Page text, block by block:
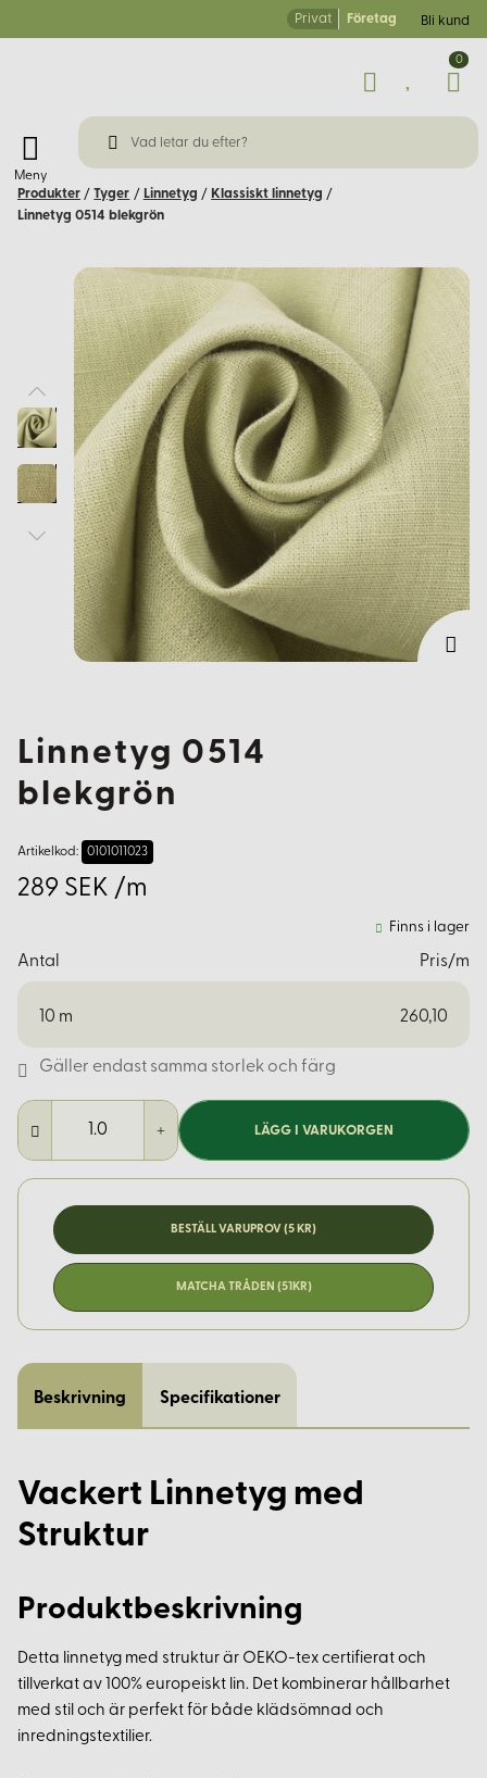
Privat Företag Bli kund
Meny
0
Produkter / Tyger / Linnetyg / Klassiskt linnetyg /
Linnetyg 0514 blekgrön
Linnetyg 0514
blekgrön
Artikelkod: 0101011023
289 SEK /m
Finns i lager
Antal Pris/m
10 m 260,10
Gäller endast samma storlek och färg
LÄGG I VARUKORGEN
BESTÄLL VARUPROV (5 KR)
MATCHA TRÅDEN (51KR)
Beskrivning Specifikationer
Vackert Linnetyg med
Struktur
Produktbeskrivning
Detta linnetyg med struktur är OEKO-tex certifierat och
tillverkat av 100% europeiskt lin. Det kombinerar hållbarhet
med stil och är perfekt för både klädsömnad och
inredningstextilier.